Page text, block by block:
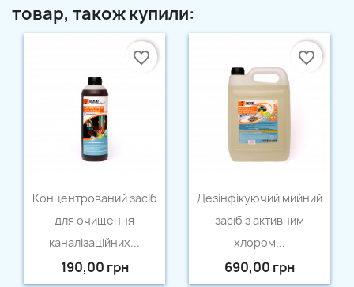
товар, також купили:
 Швидкий перегляд
Концентрований засіб
для очищення
каналізаційних...
190,00 грн
favorite_border
 Швидкий перегляд
Дезінфікуючий мийний
засіб з активним
хлором...
690,00 грн
favorite_border
Створити список бажань